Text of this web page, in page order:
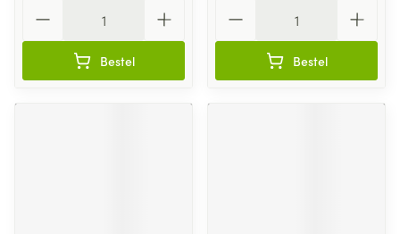
Bestel Bestel